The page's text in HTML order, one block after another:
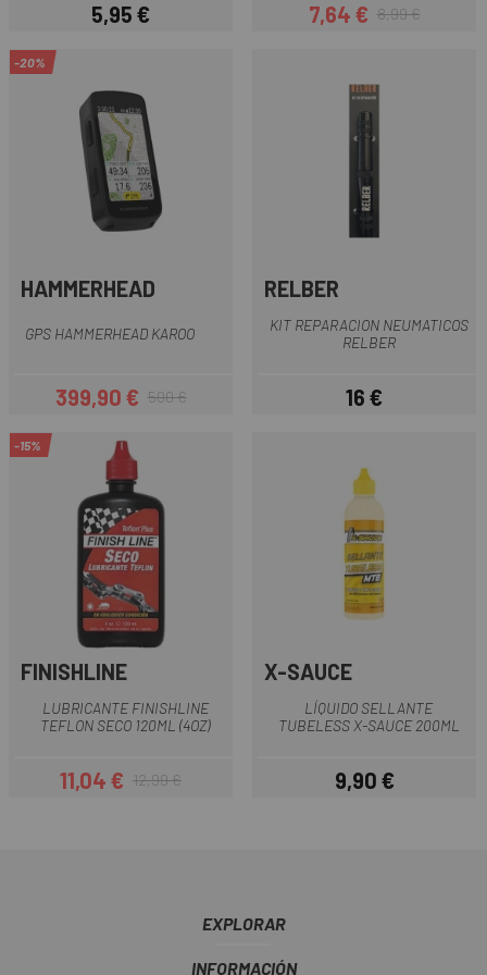
Precio
5,95 € Precio
7,64 €Precio regular
8,99 €
-20%
HAMMERHEAD
GPS HAMMERHEAD KAROO
Precio
399,90 €Precio regular
500 €
RELBER
KIT REPARACION NEUMATICOS
RELBER
Precio
16 €
-15%
FINISHLINE
LUBRICANTE FINISHLINE
TEFLON SECO 120ML (4OZ)
Precio
11,04 €Precio regular
12,99 €
X-SAUCE
LÍQUIDO SELLANTE
TUBELESS X-SAUCE 200ML
Precio
9,90 €
EXPLORAR
INFORMACIÓN